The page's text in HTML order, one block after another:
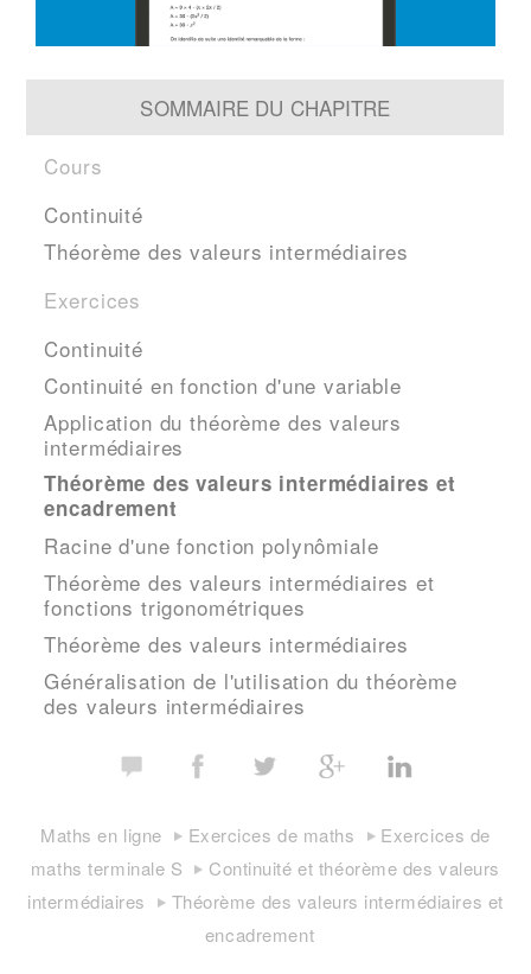
SOMMAIRE DU CHAPITRE
Cours
Continuité
Théorème des valeurs intermédiaires
Exercices
Continuité
Continuité en fonction d'une variable
Application du théorème des valeurs
intermédiaires
Théorème des valeurs intermédiaires et
encadrement
Racine d'une fonction polynômiale
Théorème des valeurs intermédiaires et
fonctions trigonométriques
Théorème des valeurs intermédiaires
Généralisation de l'utilisation du théorème
des valeurs intermédiaires
Maths en ligne Exercices de maths
Exercices de
maths terminale S
Continuité et théorème des valeurs
intermédiaires
Théorème des valeurs intermédiaires et
encadrement